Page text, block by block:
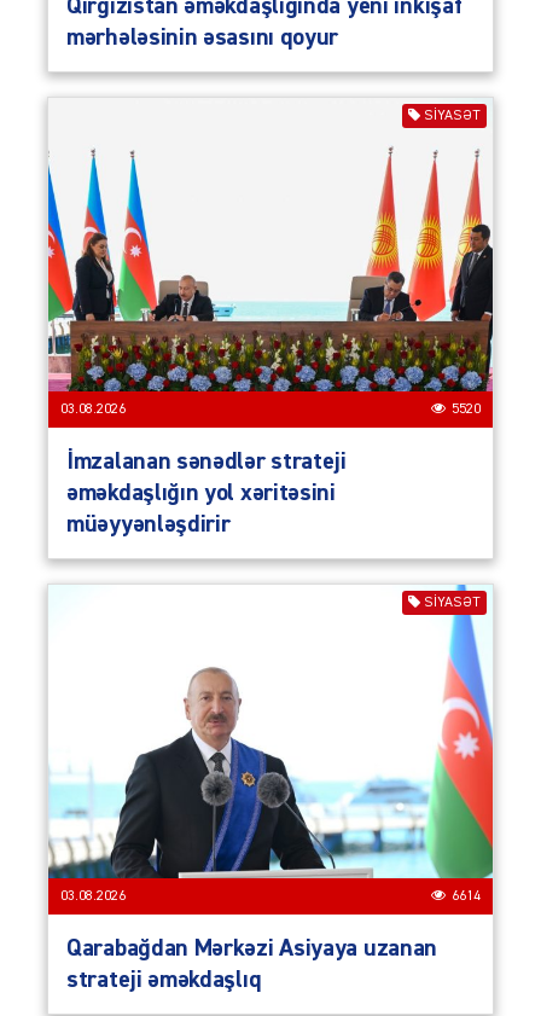
Qırğızıstan əməkdaşlığında yeni inkişaf
mərhələsinin əsasını qoyur
SIYASƏT
03.08.2026 5520
İmzalanan sənədlər strateji
əməkdaşlığın yol xəritəsini
müəyyənləşdirir
SIYASƏT
03.08.2026 6614
Qarabağdan Mərkəzi Asiyaya uzanan
strateji əməkdaşlıq